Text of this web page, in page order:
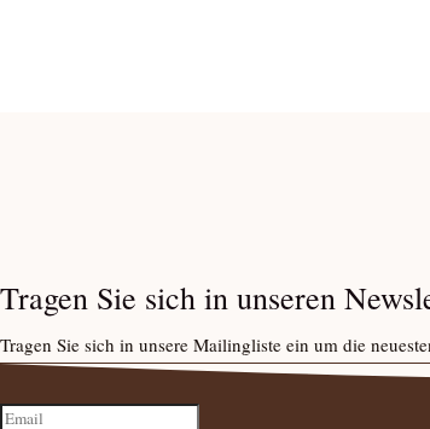
Tragen Sie sich in unseren
Tragen Sie sich in unsere Mailingliste ein um die